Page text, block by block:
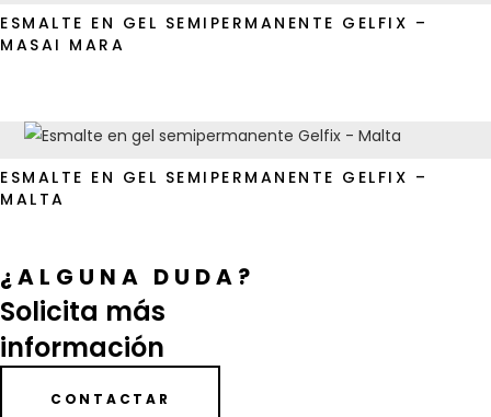
ESMALTE EN GEL SEMIPERMANENTE GELFIX –
MASAI MARA
ESMALTE EN GEL SEMIPERMANENTE GELFIX –
MALTA
¿ALGUNA DUDA?
Solicita más
información
CONTACTAR